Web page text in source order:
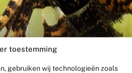
toestemming
gebruiken wij technologieën zoals